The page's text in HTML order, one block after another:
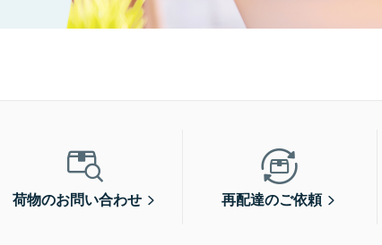
荷物のお問い合わせ 再配達のご依頼